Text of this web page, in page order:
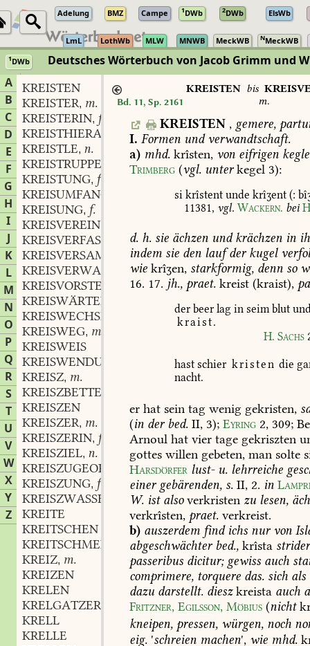
Adelung BMZ Campe 1DWb 2DWb ElsWb
LmL LothWb MLW MNWB MeckWB NMeckWB
1DWb Deutsches Wörterbuch von Jacob Grimm und
A
B
C
D
E
F
G
H
I
J
K
L
M
N
O
P
Q
R
S
T
U
V
W
X
Y
Z
KREISTEN
KREISTER, m.
KREISTERIN, f.
KREISTHIERARZT
,m.
KREISTLE, n.
KREISTRUPPEN
KREISTUNG, f.
KREISUMFANG
KREISUNG, f.
KREISVEREIN
KREISVERFASSUNG, f.
KREISVERSAMMLUNG,f.
KREISVERWANDTE
KREISVORSTEHER
,m.
KREISWÄRTEL
KREISWECHSEL
KREISWEG, m.
KREISWEIS
KREISWENDUNG
KREISZ, m.
KREISZBETTE
KREISZEN
KREISZER, m.
KREISZERIN, f.
KREISZIEL, n.
KREISZUGEORDNETE
KREISZUNG, f.
KREISZWASSER
KREITE
KREITSCHEN
KREITSCHMER
KREIZ, m.
KREIZEN
KRELEN
KRELGATZER
KRELL
KRELLE
Bd. 11, Sp. 2161
KREISTEN bis
m.
KREISTEN , gemere,
I. Formen undverwandtschaft.
a) mhd. krîsten, von eifrigen
Trimberg (vgl. unter kegel 3):
si krîstent unde krîʒent (:
11381, vgl. Wackern. bei
d. h. sie ächzen undkrächzen in
indem sie den laufderkugel
wie krîʒen, starkformig, denn so
16. 17. jh., praet. kreist (kraist),
der beer lag in seimblut
kraist.
H. Sachs
hast schier kristen die
nacht.
er hat sein tag wenig gekristen,
(in derbed. II, 3); Eyring 2, 309;
Arnoul hat vier tage gekriszten
gottes willen gebeten, man solte
Harsdörfer lust-u. lehrreiche
einergebärenden, s. II, 2. in
W. istalsoverkristen zu lesen,
verkrîsten, praet. verkreist.
b) auszerdem findichs nurvon
abgeschwächterbed., krîsta
passeribus dicitur;gewiss auch
comprimere, torquere das. sich als
dazu darstellt. dieszkreista auch
Fritzner, Egilsson, Möbius (nicht
kneipen, pressen, würgen, noch
eig. 'schreien machen', wie mhd.